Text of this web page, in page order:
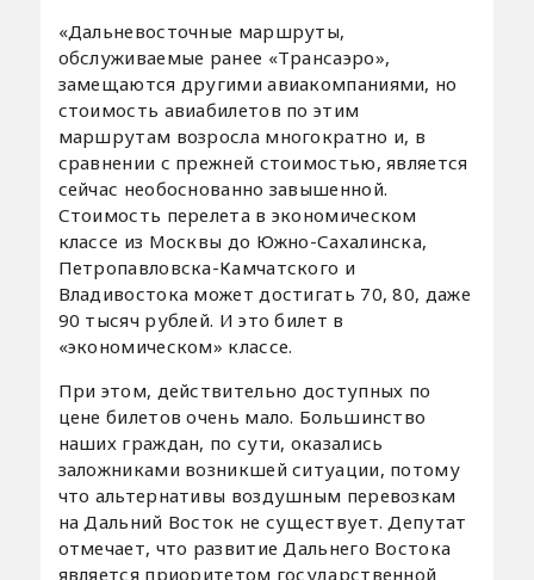
«Дальневосточные маршруты,
обслуживаемые ранее «Трансаэро»,
замещаются другими авиакомпаниями, но
стоимость авиабилетов по этим
маршрутам возросла многократно и, в
сравнении с прежней стоимостью, является
сейчас необоснованно завышенной.
Стоимость перелета в экономическом
классе из Москвы до Южно-Сахалинска,
Петропавловска-Камчатского и
Владивостока может достигать 70, 80, даже
90 тысяч рублей. И это билет в
«экономическом» классе.
При этом, действительно доступных по
цене билетов очень мало. Большинство
наших граждан, по сути, оказались
заложниками возникшей ситуации, потому
что альтернативы воздушным перевозкам
на Дальний Восток не существует. Депутат
отмечает, что развитие Дальнего Востока
является приоритетом государственной